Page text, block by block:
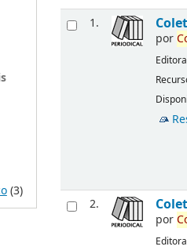
(3)
1.
por
2.
por